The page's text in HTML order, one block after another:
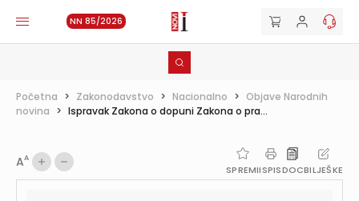
NN 85/2026
Početna > Zakonodavstvo > Nacionalno > Objave Narodnih
novina > Ispravak Zakona o dopuni Zakona o pra...
AA
SPREMIISPISDOCBILJEŠKE